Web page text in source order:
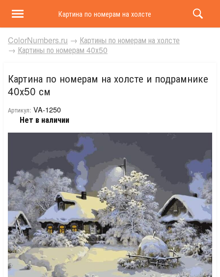
Картина по номерам на холсте и подрамнике 40х50
ColorNumbers.ru → Картины по номерам на холсте
→ Картины по номерам 40х50
Картина по номерам на холсте и подрамнике
40х50 см
Артикул: VA-1250
Нет в наличии